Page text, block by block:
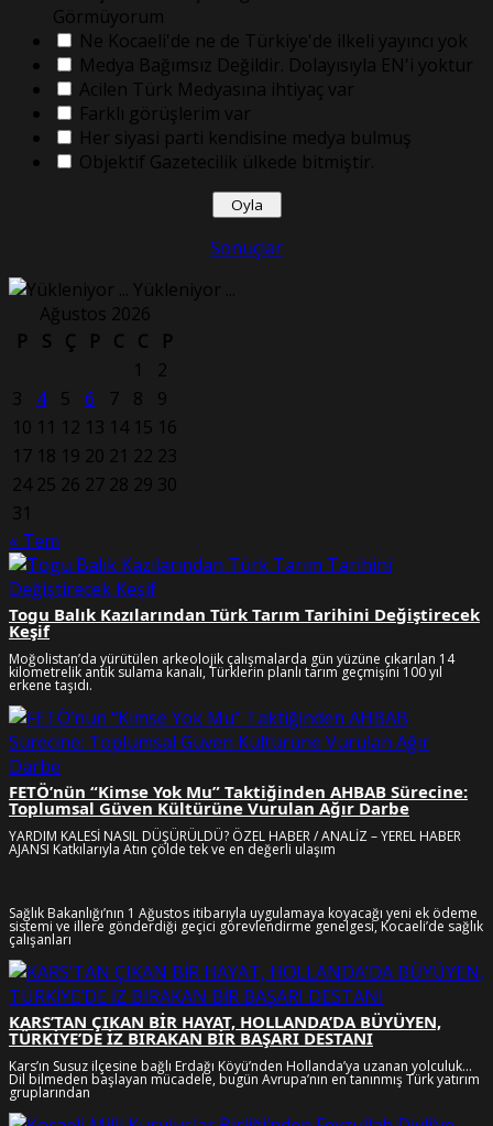
Görmüyorum
Ne Kocaeli'de ne de Türkiye'de ilkeli yayıncı yok
Medya Bağımsız Değildir. Dolayısıyla EN'i yoktur
Acilen Türk Medyasına ihtiyaç var
Farklı görüşlerim var
Her siyasi parti kendisine medya bulmuş
Objektif Gazetecilik ülkede bitmiştir.
Sonuçlar
Yükleniyor ...
Ağustos 2026
P
S Ç P C C
P
1
2
3
4 5 6 7 8
9
10 11 12 13 14 15 16
17 18 19 20 21 22 23
24 25 26 27 28 29 30
31
« Tem
Togu Balık Kazılarından Türk Tarım Tarihini Değiştirecek
Keşif
Moğolistan’da yürütülen arkeolojik çalışmalarda gün yüzüne çıkarılan 14
kilometrelik antik sulama kanalı, Türklerin planlı tarım geçmişini 100 yıl
erkene taşıdı.
FETÖ’nün “Kimse Yok Mu” Taktiğinden AHBAB Sürecine:
Toplumsal Güven Kültürüne Vurulan Ağır Darbe
YARDIM KALESİ NASIL DÜŞÜRÜLDÜ? ÖZEL HABER / ANALİZ – YEREL HABER
AJANSI Katkılarıyla Atın çölde tek ve en değerli ulaşım
Sağlık Bakanlığı’nın 1 Ağustos itibarıyla uygulamaya koyacağı yeni ek ödeme
sistemi ve illere gönderdiği geçici görevlendirme genelgesi, Kocaeli’de sağlık
çalışanları
KARS’TAN ÇIKAN BİR HAYAT, HOLLANDA’DA BÜYÜYEN,
TÜRKİYE’DE İZ BIRAKAN BİR BAŞARI DESTANI
Kars’ın Susuz ilçesine bağlı Erdağı Köyü’nden Hollanda’ya uzanan yolculuk…
Dil bilmeden başlayan mücadele, bugün Avrupa’nın en tanınmış Türk yatırım
gruplarından